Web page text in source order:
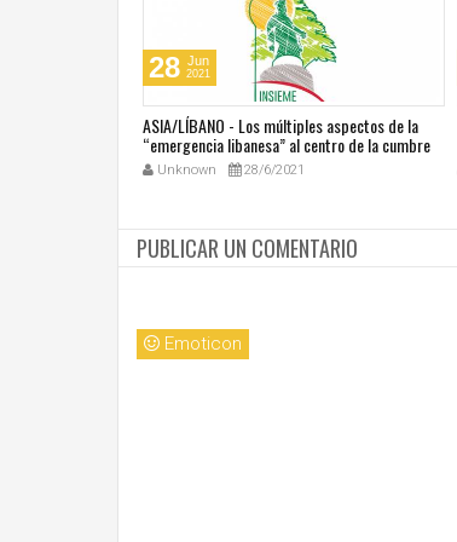
28 Jun
2021
ASIA/LÍBANO - Los múltiples aspectos de la
“emergencia libanesa” al centro de la cumbre
eclesial convocada por el Papa Francisco
Unknown 28/6/2021
PUBLICAR UN COMENTARIO
Emoticon